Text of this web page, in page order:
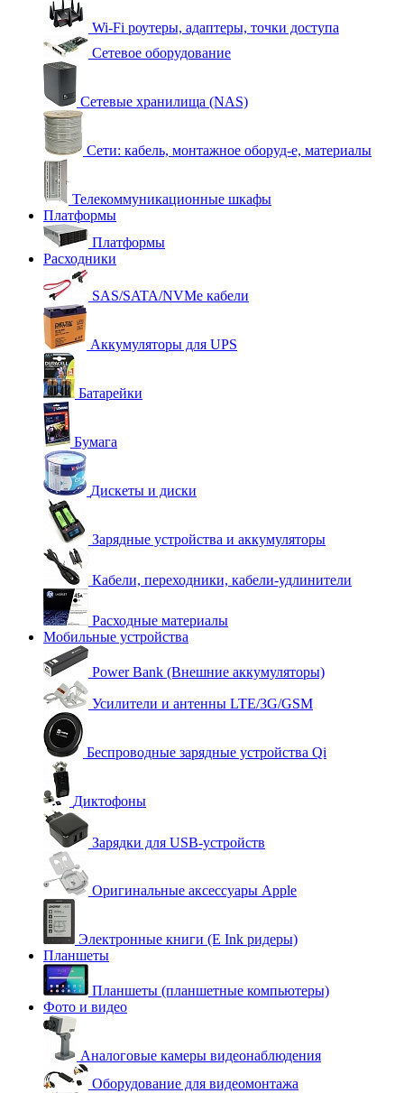
Wi-Fi роутеры, адаптеры, точки доступа
Сетевое оборудование
Сетевые хранилища (NAS)
Сети: кабель, монтажное оборуд-е, материалы
Телекоммуникационные шкафы
Платформы
Платформы
Расходники
SAS/SATA/NVMe кабели
Аккумуляторы для UPS
Батарейки
Бумага
Дискеты и диски
Зарядные устройства и аккумуляторы
Кабели, переходники, кабели-удлинители
Расходные материалы
Мобильные устройства
Power Bank (Внешние аккумуляторы)
Усилители и антенны LTE/3G/GSM
Беспроводные зарядные устройства Qi
Диктофоны
Зарядки для USB-устройств
Оригинальные аксессуары Apple
Электронные книги (E Ink ридеры)
Планшеты
Планшеты (планшетные компьютеры)
Фото и видео
Аналоговые камеры видеонаблюдения
Оборудование для видеомонтажа